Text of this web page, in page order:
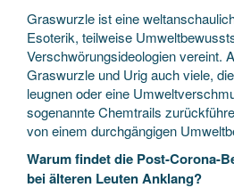
Graswurzle ist eine
Esoterik, teilweise
Verschwörungsideologien vereint.
Graswurzle und Urig auch viele,
leugnen oder eine
sogenannte Chemtrails
von einem durchgängigen
Warum findet die Post-Corona-
bei älteren Leuten Anklang?